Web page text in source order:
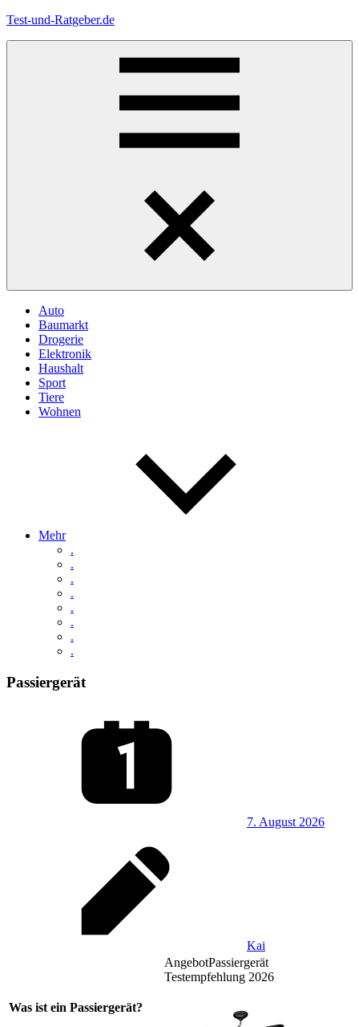
Zum
Test-und-Ratgeber.de
Auto
Baumarkt
Drogerie
Elektronik
Haushalt
Sport
Tiere
Wohnen
Mehr
.
.
.
.
.
.
.
.
Passiergerät
7. August 2026
Kai
Was ist ein Passiergerät?
AngebotPassiergerät
Testempfehlung 2026